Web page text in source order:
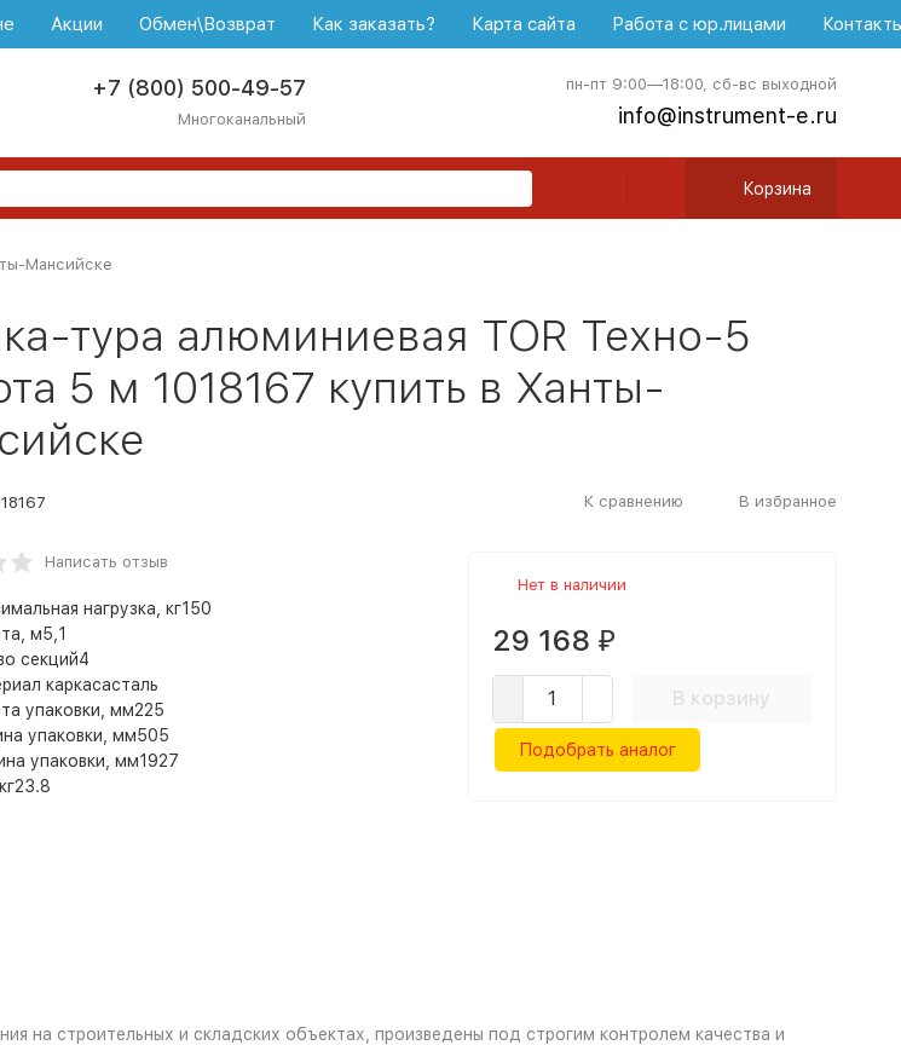
Акции Обмен\Возврат Как заказать? Карта сайта Работа с юр.лицами
+7 (800) 500-49-57
Многоканальный
пн-пт 9:00—18:00, сб-вс выходной
info@instrument-e.ru
Корзина
Мансийске
тура алюминиевая TOR Техно-5
5 м 1018167 купить в Ханты-
К сравнению В избранное
Написать отзыв
нагрузка, кг150
м5,1
секций4
каркасасталь
упаковки, мм225
упаковки, мм505
упаковки, мм1927
23.8
Нет в наличии
29 168 ₽
В корзину
Подобрать аналог
на строительных и складских объектах, произведены под строгим контролем качества и